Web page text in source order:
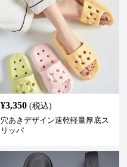
¥3,350 (税込)
穴あきデザイン速乾軽量厚底ス
リッパ